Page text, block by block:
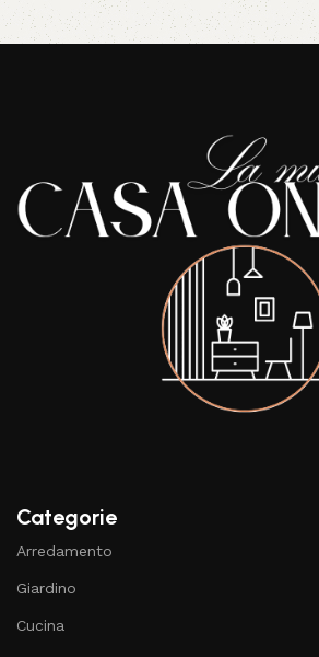
Categorie
Arredamento
Giardino
Cucina